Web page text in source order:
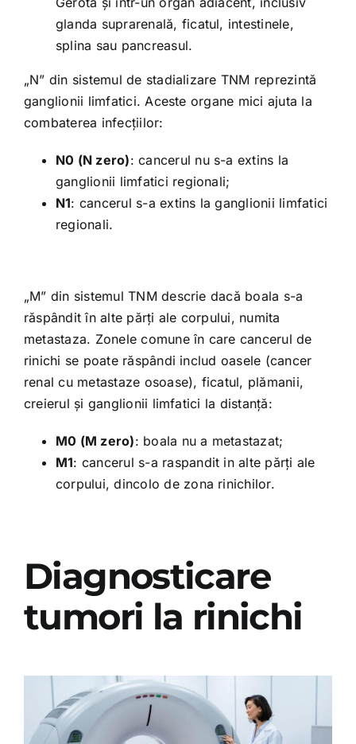
glanda suprarenală, ficatul, intestinele,
splina sau pancreasul.
„N” din sistemul de stadializare TNM reprezintă
ganglionii limfatici. Aceste organe mici ajuta la
combaterea infecțiilor:
N0 (N zero): cancerul nu s-a extins la
ganglionii limfatici regionali;
N1: cancerul s-a extins la ganglionii limfatici
regionali.
„M” din sistemul TNM descrie dacă boala s-a
răspândit în alte părți ale corpului, numita
metastaza. Zonele comune în care cancerul de
rinichi se poate răspândi includ oasele (cancer
renal cu metastaze osoase), ficatul, plămanii,
creierul și ganglionii limfatici la distanță:
M0 (M zero): boala nu a metastazat;
M1: cancerul s-a raspandit in alte părți ale
corpului, dincolo de zona rinichilor.
Diagnosticare
tumori la rinichi